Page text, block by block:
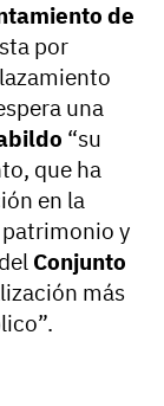
de
por
una
“su
que ha
en la
patrimonio y
Conjunto
más